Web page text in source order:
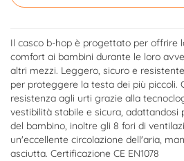
Il casco b-hop è progettato per offrire
comfort ai bambini durante le loro
altri mezzi. Leggero, sicuro e
per proteggere la testa dei più piccoli.
resistenza agli urti grazie alla
vestibilità stabile e sicura,
del bambino, inoltre gli 8 fori di
un'eccellente circolazione dell'aria,
asciutta. Certificazione CE EN1078